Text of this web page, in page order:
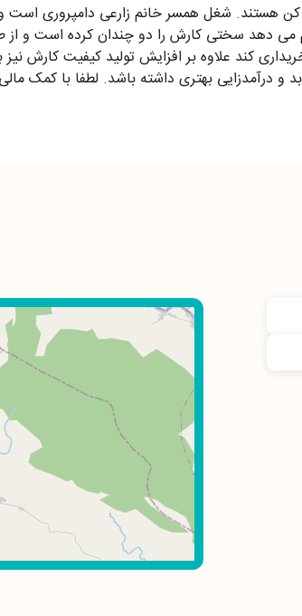
هستند. شغل همسر خانم زارعی دامپروری
دهد سختی کارش را دو چندان کرده است و از
کند علاوه بر افزایش تولید کیفیت کارش نیز
بهتری داشته باشد. لطفا با کمک